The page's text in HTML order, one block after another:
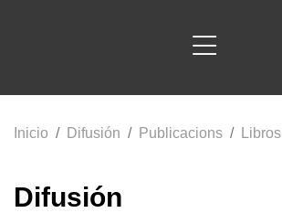
Inicio Difusión Publicacions Libros
Difusión